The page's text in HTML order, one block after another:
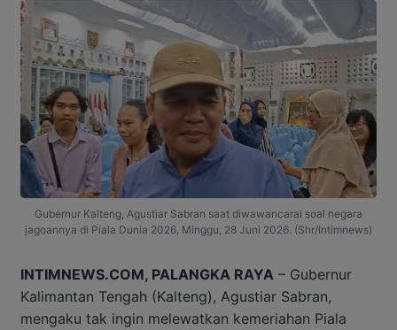
Gubernur Kalteng, Agustiar Sabran saat diwawancarai soal negara
jagoannya di Piala Dunia 2026, Minggu, 28 Juni 2026. (Shr/Intimnews)
INTIMNEWS.COM, PALANGKA RAYA – Gubernur
Kalimantan Tengah (Kalteng), Agustiar Sabran,
mengaku tak ingin melewatkan kemeriahan Piala